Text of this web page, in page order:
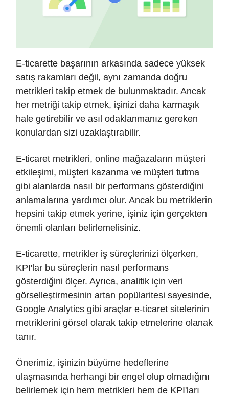
E-ticarette başarının arkasında sadece yüksek
satış rakamları değil, aynı zamanda doğru
metrikleri takip etmek de bulunmaktadır. Ancak
her metriği takip etmek, işinizi daha karmaşık
hale getirebilir ve asıl odaklanmanız gereken
konulardan sizi uzaklaştırabilir.
E-ticaret metrikleri, online mağazaların müşteri
etkileşimi, müşteri kazanma ve müşteri tutma
gibi alanlarda nasıl bir performans gösterdiğini
anlamalarına yardımcı olur. Ancak bu metriklerin
hepsini takip etmek yerine, işiniz için gerçekten
önemli olanları belirlemelisiniz.
E-ticarette, metrikler iş süreçlerinizi ölçerken,
KPI'lar bu süreçlerin nasıl performans
gösterdiğini ölçer. Ayrıca, analitik için veri
görselleştirmesinin artan popülaritesi sayesinde,
Google Analytics gibi araçlar e-ticaret sitelerinin
metriklerini görsel olarak takip etmelerine olanak
tanır.
Önerimiz, işinizin büyüme hedeflerine
ulaşmasında herhangi bir engel olup olmadığını
belirlemek için hem metrikleri hem de KPI'ları